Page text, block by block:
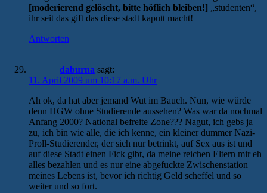
[moderierend gelöscht, bitte höflich bleiben!] „studenten“,
ihr seit das gift das diese stadt kaputt macht!
Antworten
daburna sagt:
11. April 2009 um 10:17 a.m. Uhr
Ah ok, da hat aber jemand Wut im Bauch. Nun, wie würde
denn HGW ohne Studierende aussehen? Was war da nochmal
Anfang 2000? National befreite Zone??? Nagut, ich gebs ja
zu, ich bin wie alle, die ich kenne, ein kleiner dummer Nazi-
Proll-Studierender, der sich nur betrinkt, auf Sex aus ist und
auf diese Stadt einen Fick gibt, da meine reichen Eltern mir eh
alles bezahlen und es nur eine abgefuckte Zwischenstation
meines Lebens ist, bevor ich richtig Geld scheffel und so
weiter und so fort.